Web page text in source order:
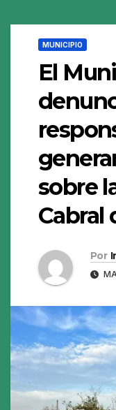
MUNICIPIO
El
sobre
Cabral
Por